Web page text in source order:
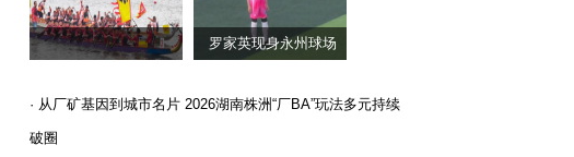
罗家英现身永州球场
· 从厂矿基因到城市名片 2026湖南株洲“厂BA”玩法多元持续
破圈